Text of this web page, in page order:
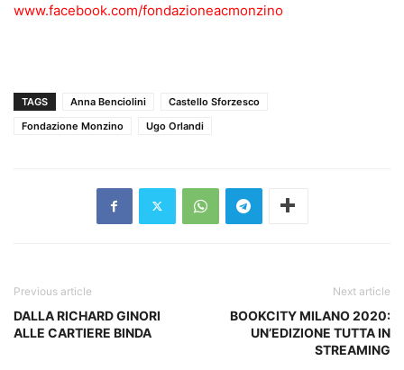
www.facebook.com/fondazioneacmonzino
TAGS Anna Benciolini
Castello Sforzesco
Fondazione Monzino
Ugo Orlandi
Previous article
DALLA RICHARD GINORI
ALLE CARTIERE BINDA
Next article
BOOKCITY MILANO 2020:
UN’EDIZIONE TUTTA IN
STREAMING